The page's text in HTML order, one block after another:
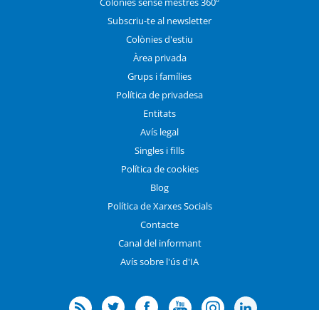
Subscriu-te al newsletter
Colònies d'estiu
Àrea privada
Grups i famílies
Política de privadesa
Entitats
Avís legal
Singles i fills
Política de cookies
Blog
Política de Xarxes Socials
Contacte
Canal del informant
Avís sobre l'ús d'IA